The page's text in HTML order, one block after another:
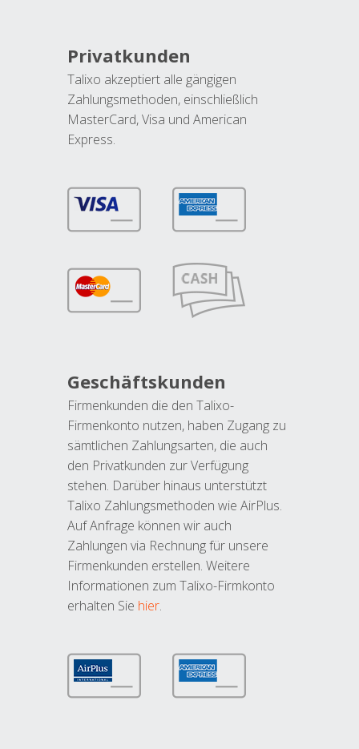
Privatkunden
Talixo akzeptiert alle gängigen
Zahlungsmethoden, einschließlich
MasterCard, Visa und American
Express.
Geschäftskunden
Firmenkunden die den Talixo-
Firmenkonto nutzen, haben Zugang zu
sämtlichen Zahlungsarten, die auch
den Privatkunden zur Verfügung
stehen. Darüber hinaus unterstützt
Talixo Zahlungsmethoden wie AirPlus.
Auf Anfrage können wir auch
Zahlungen via Rechnung für unsere
Firmenkunden erstellen. Weitere
Informationen zum Talixo-Firmkonto
erhalten Sie hier.